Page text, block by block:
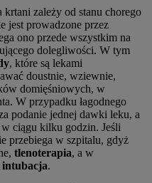
krtani zależy od stanu chorego
jest prowadzone przez
ono przede wszystkim na
dolegliwości. W tym
, które są lekami
doustnie, wziewnie,
domięśniowych, w
W przypadku łagodnego
podanie jednej dawki leku, a
ciągu kilku godzin. Jeśli
przebiega w szpitalu, gdyż
tlenoterapia, a w
intubacja.